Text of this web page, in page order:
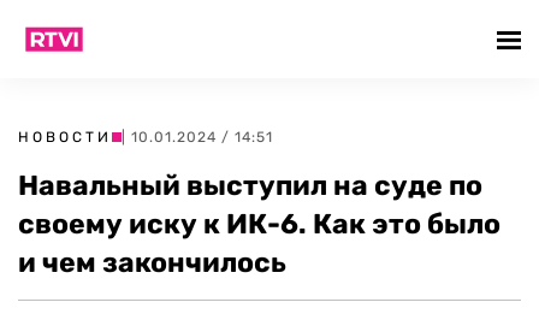
НОВОСТИ | 10.01.2024 / 14:51
Навальный выступил на суде по
своему иску к ИК-6. Как это было
и чем закончилось